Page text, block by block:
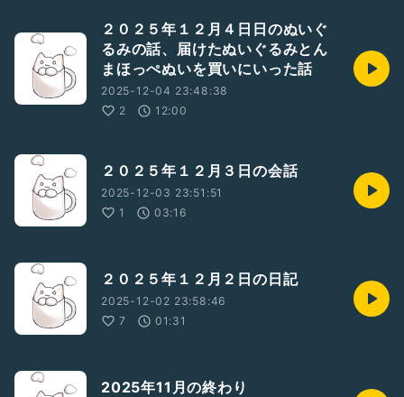
２０２５年１２月４日日のぬいぐ
るみの話、届けたぬいぐるみとん
まほっぺぬいを買いにいった話
2025-12-04 23:48:38
2
12:00
２０２５年１２月３日の会話
2025-12-03 23:51:51
1
03:16
２０２５年１２月２日の日記
2025-12-02 23:58:46
7
01:31
2025年11月の終わり